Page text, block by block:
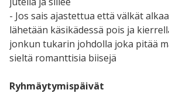
- Jos sais ajastettua että välkät
lähetään käsikädessä pois ja
jonkun tukarin johdolla joka pitää
sieltä romanttisia biisejä
Ryhmäytymispäivät